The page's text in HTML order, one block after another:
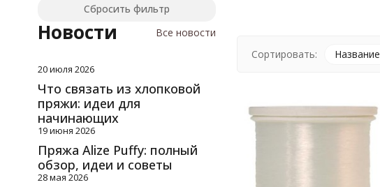
Сортировать: Название
Сбросить фильтр
Новости Все новости
20 июля 2026
Что связать из хлопковой
пряжи: идеи для
начинающих
19 июня 2026
Пряжа Alize Puffy: полный
обзор, идеи и советы
28 мая 2026